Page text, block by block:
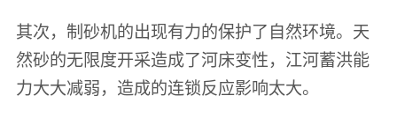
其次，制砂机的出现有力的保护了自然环境。天
然砂的无限度开采造成了河床变性，江河蓄洪能
力大大减弱，造成的连锁反应影响太大。